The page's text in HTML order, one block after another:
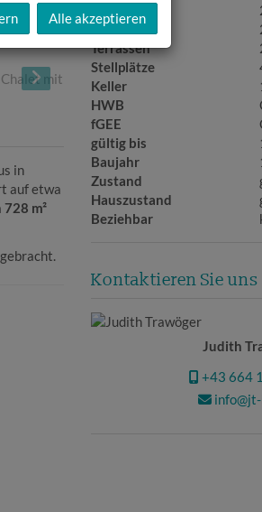
in
auf etwa
m²
Bäder
WC
Terrassen
Stellplätze
Keller
HWB
fGEE
gültig bis
Baujahr
Zustand
Hauszustand
Beziehbar
Kontaktieren Sie uns
Judith
+43 664
Alle akzeptieren